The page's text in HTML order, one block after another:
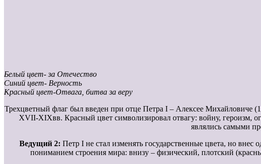
Белый цвет- за Отечество
Синий цвет- Верность
Красный цвет-Отвага, битва за веру
Трехцветный флаг был введен при отце Петра I – Алексее Михайловиче
XVII-XIXвв. Красный цвет символизировал отвагу: войну, героизм,
являлись самыми
Ведущий 2: Петр I не стал изменять государственные цвета, но внес
пониманием строения мира: внизу – физический, плотский